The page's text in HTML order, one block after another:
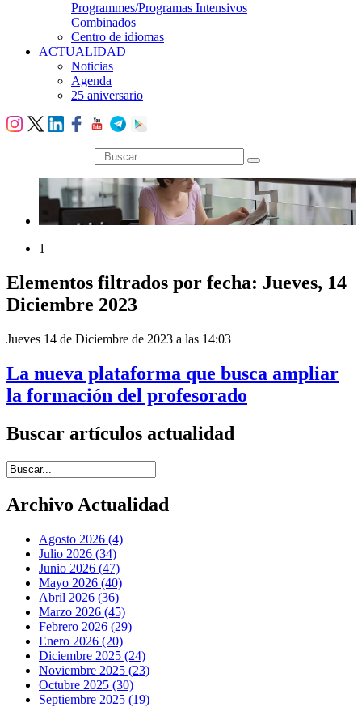
Programmes/Programas Intensivos
Combinados
Centro de idiomas
ACTUALIDAD
Noticias
Agenda
25 aniversario
búsqueda
1
Elementos filtrados por fecha: Jueves, 14
Diciembre 2023
Jueves 14 de Diciembre de 2023 a las 14:03
La nueva plataforma que busca ampliar
la formación del profesorado
Buscar artículos actualidad
Introduce términos de búsqueda
Archivo Actualidad
Agosto 2026 (4)
Julio 2026 (34)
Junio 2026 (47)
Mayo 2026 (40)
Abril 2026 (36)
Marzo 2026 (45)
Febrero 2026 (29)
Enero 2026 (20)
Diciembre 2025 (24)
Noviembre 2025 (23)
Octubre 2025 (30)
Septiembre 2025 (19)